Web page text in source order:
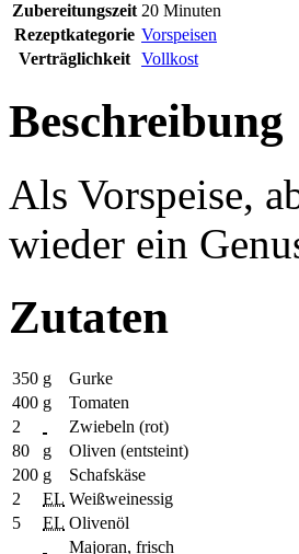
Zubereitungszeit 20 Minuten
Rezeptkategorie Vorspeisen
Verträglichkeit Vollkost
Beschreibung
Als Vorspeise,
wieder ein
Zutaten
350 g
Gurke
400 g
Tomaten
2
Zwiebeln (rot)
80
g
Oliven (entsteint)
200 g
Schafskäse
2
EL Weißweinessig
5
EL Olivenöl
Majoran, frisch